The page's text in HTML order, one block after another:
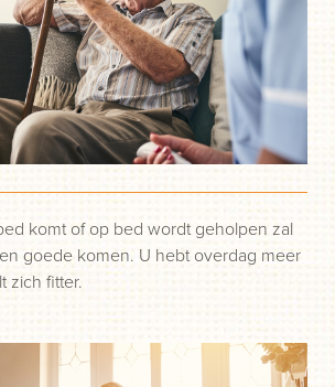
komt of op bed wordt geholpen zal
goede komen. U hebt overdag meer
zich fitter.